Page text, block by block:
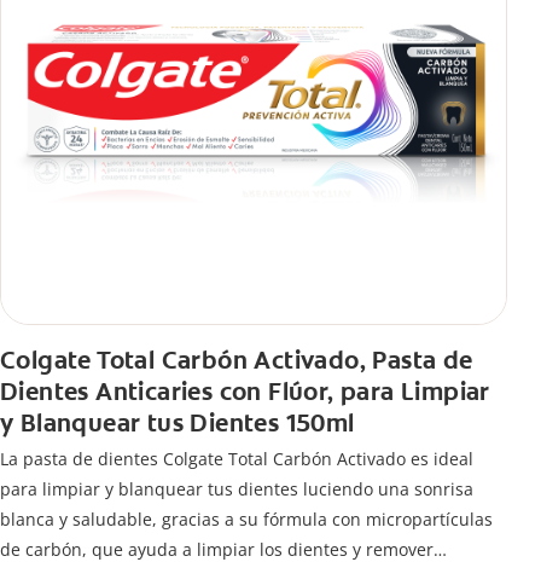
Colgate Total Carbón Activado, Pasta de
Dientes Anticaries con Flúor, para Limpiar
y Blanquear tus Dientes 150ml
La pasta de dientes Colgate Total Carbón Activado es ideal
para limpiar y blanquear tus dientes luciendo una sonrisa
blanca y saludable, gracias a su fórmula con micropartículas
de carbón, que ayuda a limpiar los dientes y remover